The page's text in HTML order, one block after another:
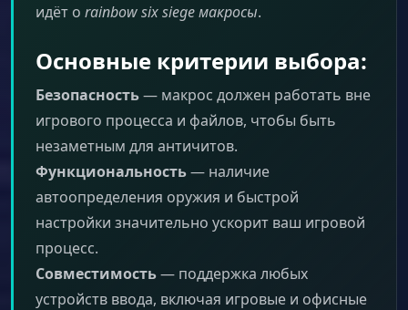
идёт о rainbow six siege макросы.
Основные критерии выбора:
Безопасность— макрос должен работать вне
игрового процесса и файлов, чтобы быть
незаметным для античитов.
Функциональность— наличие
автоопределения оружия и быстрой
настройки значительно ускорит ваш игровой
процесс.
Совместимость— поддержка любых
устройств ввода, включая игровые и офисные